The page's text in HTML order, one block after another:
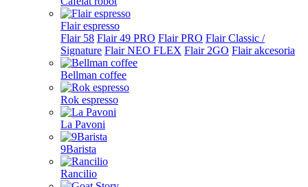
Flair espresso
Flair 58 Flair 49 PRO Flair PRO Flair Classic /
Signature Flair NEO FLEX Flair 2GO Flair akcesoria
Bellman coffee
Rok espresso
La Pavoni
9Barista
Rancilio